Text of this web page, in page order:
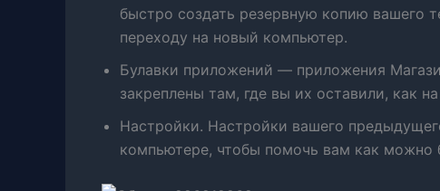
быстро создать резервную копию вашего
переходу на новый компьютер.
Булавки приложений — приложения
закреплены там, где вы их оставили, как
Настройки. Настройки вашего
компьютере, чтобы помочь вам как можно